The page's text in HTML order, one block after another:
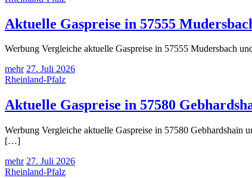
Aktuelle Gaspreise in 57555
Werbung Vergleiche aktuelle Gaspreise in 57555 Mudersbach
mehr 27. Juli 2026
Rheinland-Pfalz
Aktuelle Gaspreise in 57580
Werbung Vergleiche aktuelle Gaspreise in 57580 Gebhardshain
[…]
mehr 27. Juli 2026
Rheinland-Pfalz